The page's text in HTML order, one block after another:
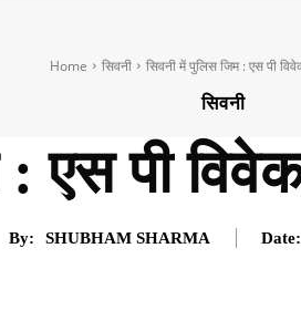
Home सिवनी सिवनी में पुलिस जिम : एस पी
सिवनी
एस पी
By: SHUBHAM SHARMA Date: